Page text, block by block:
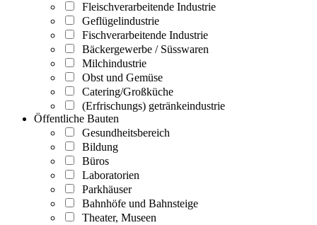
Fleischverarbeitende Industrie
Geflügelindustrie
Fischverarbeitende Industrie
Bäckergewerbe / Süsswaren
Milchindustrie
Obst und Gemüse
Catering/Großküche
(Erfrischungs) getränkeindustrie
Öffentliche Bauten
Gesundheitsbereich
Bildung
Büros
Laboratorien
Parkhäuser
Bahnhöfe und Bahnsteige
Theater, Museen